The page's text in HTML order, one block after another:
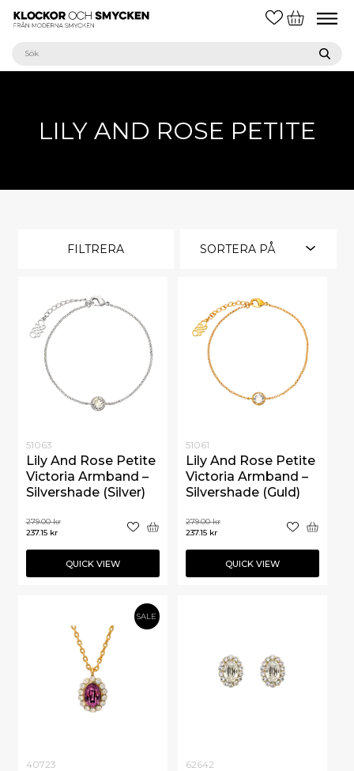
LILY AND ROSE PETITE
FILTRERA SORTERA PÅ
51063
Lily And Rose Petite
Victoria Armband –
Silvershade (Silver)
279.00kr
237.15 kr
QUICK VIEW
51061
Lily And Rose Petite
Victoria Armband –
Silvershade (Guld)
279.00kr
237.15 kr
QUICK VIEW
SALE
40723 62642